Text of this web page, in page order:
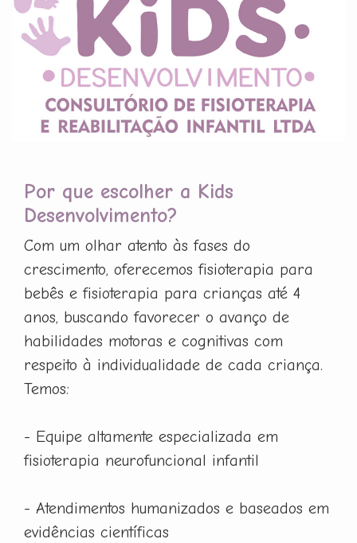
Por que escolher a Kids
Desenvolvimento?
Com um olhar atento às fases do
crescimento, oferecemos fisioterapia para
bebês e fisioterapia para crianças até 4
anos, buscando favorecer o avanço de
habilidades motoras e cognitivas com
respeito à individualidade de cada criança.
Temos:
- Equipe altamente especializada em
fisioterapia neurofuncional infantil
- Atendimentos humanizados e baseados em
evidências científicas